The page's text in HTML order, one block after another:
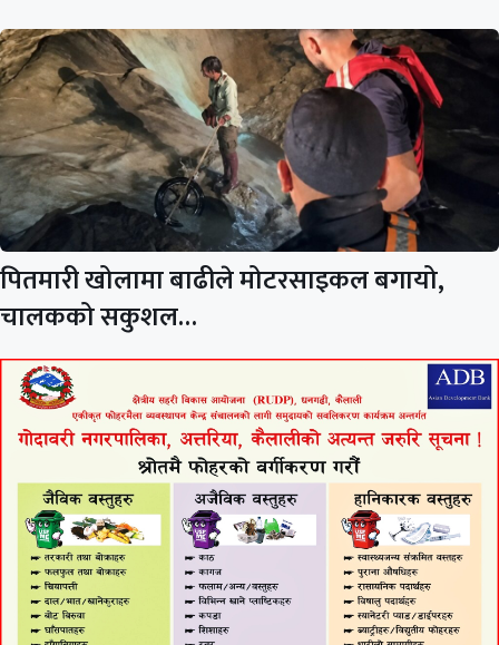
पितमारी खोलामा बाढीले मोटरसाइकल बगायो,
चालकको सकुशल…